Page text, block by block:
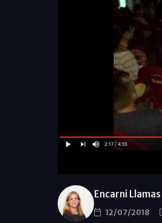
Encarni
12/07/2018